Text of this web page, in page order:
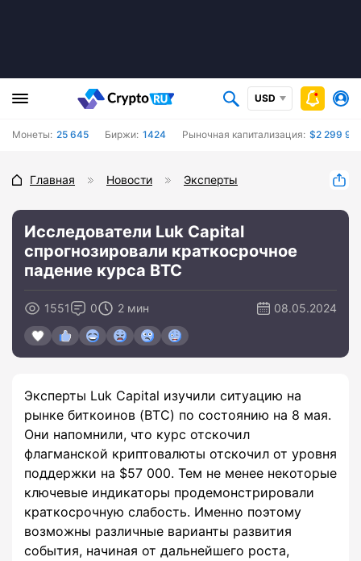
USD
Монеты: 25 645 Биржи: 1424 Рыночная капитализация: $2 299
Главная Новости Эксперты
Исследователи Luk Capital
спрогнозировали краткосрочное
падение курса BTC
1551 0 2 мин 08.05.2024
Эксперты Luk Capital изучили ситуацию на
рынке биткоинов (BTC) по состоянию на 8 мая.
Они напомнили, что курс отскочил
флагманской криптовалюты отскочил от уровня
поддержки на $57 000. Тем не менее некоторые
ключевые индикаторы продемонстрировали
краткосрочную слабость. Именно поэтому
возможны различные варианты развития
события, начиная от дальнейшего роста,